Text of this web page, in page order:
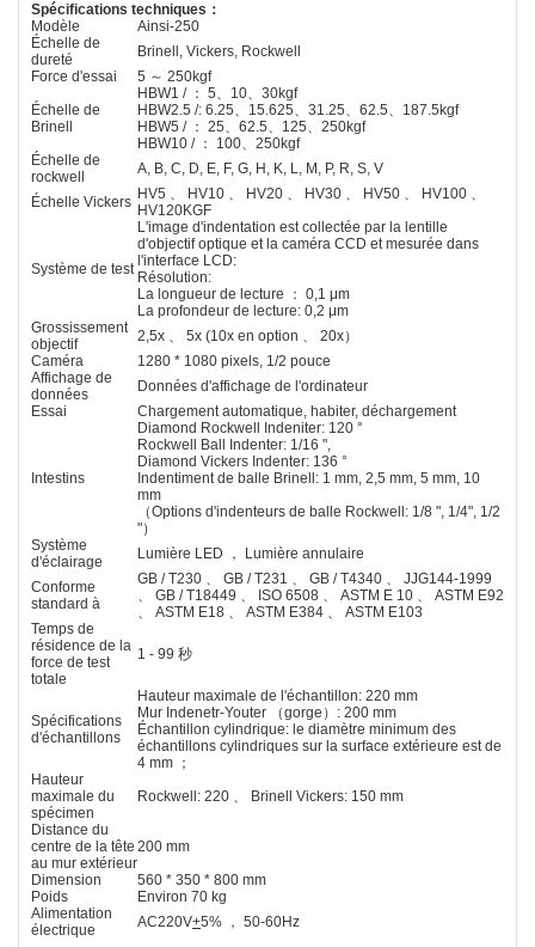
Spécifications techniques ：
Modèle
Ainsi-250
Échelle de
dureté
Brinell, Vickers, Rockwell
Force d'essai
5 ～ 250kgf
Échelle de
Brinell
HBW1 / ： 5、10、30kgf
HBW2.5 /: 6.25、15.625、31.25、62.5、187.5kgf
HBW5 / ： 25、62.5、125、250kgf
HBW10 / ： 100、250kgf
Échelle de
rockwell
A, B, C, D, E, F, G, H, K, L, M, P, R, S, V
Échelle Vickers HV5 、 HV10 、 HV20 、 HV30 、 HV50 、 HV100 、
HV120KGF
Système de test
L'image d'indentation est collectée par la lentille
d'objectif optique et la caméra CCD et mesurée dans
l'interface LCD:
Résolution:
La longueur de lecture ： 0,1 μm
La profondeur de lecture: 0,2 μm
Grossissement
objectif
2,5x 、 5x (10x en option 、 20x）
Caméra
1280 * 1080 pixels, 1/2 pouce
Affichage de
données
Données d'affichage de l'ordinateur
Essai
Chargement automatique, habiter, déchargement
Intestins
Diamond Rockwell Indeniter: 120 °
Rockwell Ball Indenter: 1/16 ",
Diamond Vickers Indenter: 136 °
Indentiment de balle Brinell: 1 mm, 2,5 mm, 5 mm, 10
mm
（Options d'indenteurs de balle Rockwell: 1/8 ", 1/4", 1/2
"）
Système
d'éclairage
Lumière LED ， Lumière annulaire
Conforme
standard à
GB / T230 、 GB / T231 、 GB / T4340 、 JJG144-1999
、 GB / T18449 、 ISO 6508 、 ASTM E 10 、 ASTM E92
、 ASTM E18 、 ASTM E384 、 ASTM E103
Temps de
résidence de la
force de test
totale
1 - 99 秒
Spécifications
d'échantillons
Hauteur maximale de l'échantillon: 220 mm
Mur Indenetr-Youter （gorge）: 200 mm
Échantillon cylindrique: le diamètre minimum des
échantillons cylindriques sur la surface extérieure est de
4 mm ；
Hauteur
maximale du
spécimen
Rockwell: 220 、 Brinell Vickers: 150 mm
Distance du
centre de la tête
au mur extérieur
200 mm
Dimension
560 * 350 * 800 mm
Poids
Environ 70 kg
Alimentation
électrique
AC220V+5% ， 50-60Hz